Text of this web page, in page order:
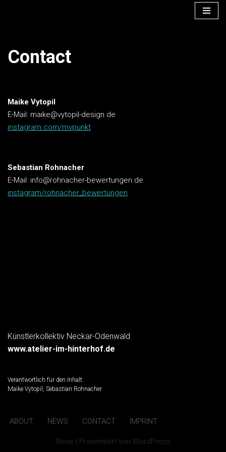
springen
Contact
Maike Vytopil
E-Mail: maike@vytopil-design.de
instagram.com/mvpunkt
Sebastian Rohnacher
E-Mail: info@rohnacher-bewertungen.de
instagram/rohnacher_bewertungen
Künstlerkollektiv Neckar-Odenwald
www.atelier-im-hinterhof.de
Verantwortlich für den Inhalt:
Maike Vytopil , Sebastian Rohnacher
ABOUT NEWS CONTACT IMPRINT
Neve | Präsentiert von WordPress